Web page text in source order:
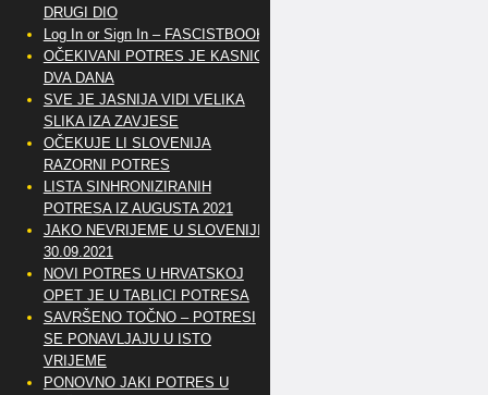
DRUGI DIO
Log In or Sign In – FASCISTBOOK
OČEKIVANI POTRES JE KASNIO
DVA DANA
SVE JE JASNIJA VIDI VELIKA
SLIKA IZA ZAVJESE
OČEKUJE LI SLOVENIJA
RAZORNI POTRES
LISTA SINHRONIZIRANIH
POTRESA IZ AUGUSTA 2021
JAKO NEVRIJEME U SLOVENIJI
30.09.2021
NOVI POTRES U HRVATSKOJ
OPET JE U TABLICI POTRESA
SAVRŠENO TOČNO – POTRESI
SE PONAVLJAJU U ISTO
VRIJEME
PONOVNO JAKI POTRES U